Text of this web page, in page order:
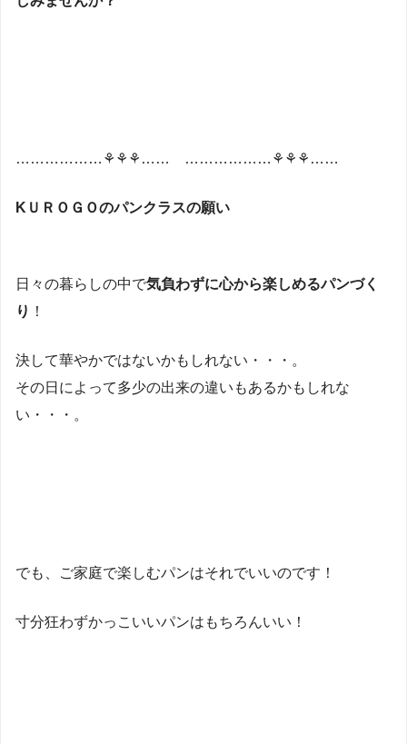
………………⚘⚘⚘…… ………………⚘⚘⚘……
KＵＲＯＧＯのパンクラスの願い
日々の暮らしの中で気負わずに心から楽しめるパンづく
り ！
決して華やかではないかもしれない・・・。
その日によって多少の出来の違いもあるかもしれな
い・・・。
でも、ご家庭で楽しむパンはそれでいいのです！
寸分狂わずかっこいいパンはもちろんいい！